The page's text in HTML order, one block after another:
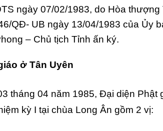
ngày 07/02/1983, do Hòa thượng
QĐ- UB ngày 13/04/1983 của Ủy
– Chủ tịch Tỉnh ấn ký.
ở Tân Uyên
tháng 04 năm 1985, Đại diện Phật
kỳ I tại chùa Long Ân gồm 2 vị: